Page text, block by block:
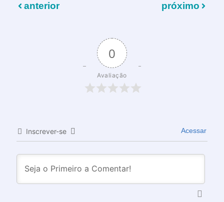
anterior próximo
0
Avaliação
Inscrever-se Acessar